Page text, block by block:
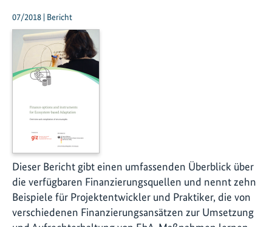
07/2018 | Bericht
Dieser Bericht gibt einen umfassenden Überblick über
die verfügbaren Finanzierungsquellen und nennt zehn
Beispiele für Projektentwickler und Praktiker, die von
verschiedenen Finanzierungsansätzen zur Umsetzung